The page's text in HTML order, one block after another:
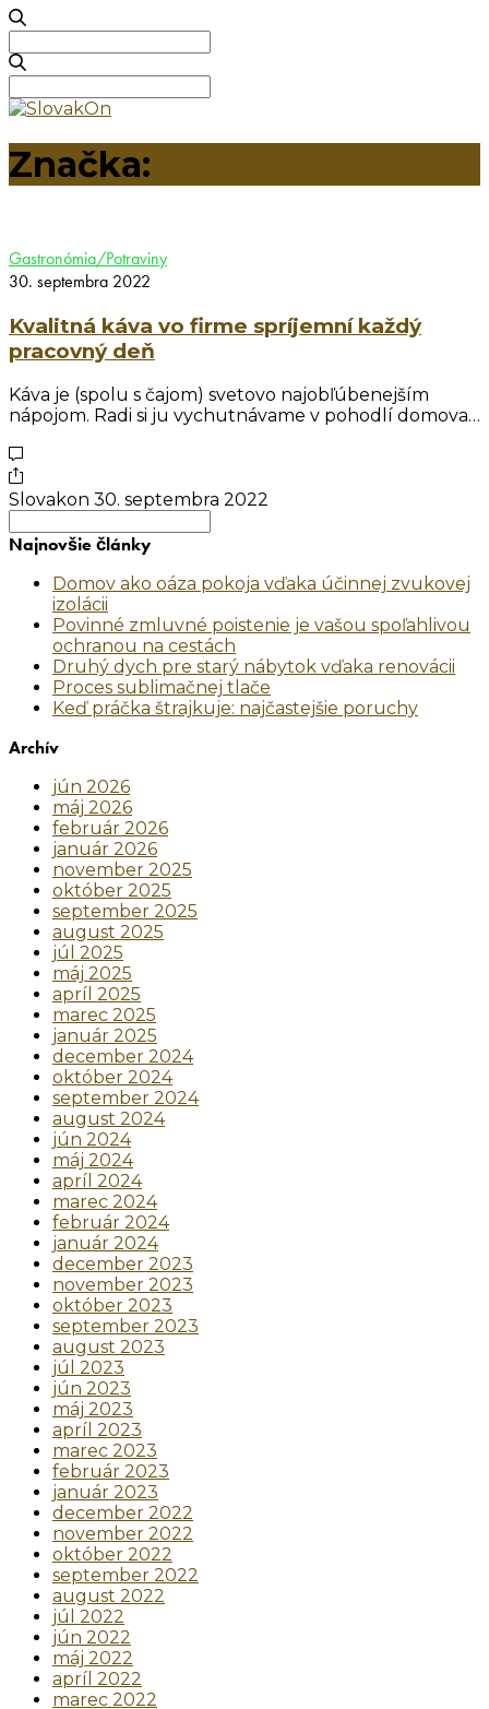
for:
for:
Značka:
Gastronómia/Potraviny
30. septembra 2022
Kvalitná káva vo firme spríjemní každý
pracovný deň
Káva je (spolu s čajom) svetovo najobľúbenejším
nápojom. Radi si ju vychutnávame v pohodlí domova…
Slovakon 30. septembra 2022
for:
Najnovšie články
Domov ako oáza pokoja vďaka účinnej zvukovej
izolácii
Povinné zmluvné poistenie je vašou spoľahlivou
ochranou na cestách
Druhý dych pre starý nábytok vďaka renovácii
Proces sublimačnej tlače
Keď práčka štrajkuje: najčastejšie poruchy
Archív
jún 2026
máj 2026
február 2026
január 2026
november 2025
október 2025
september 2025
august 2025
júl 2025
máj 2025
apríl 2025
marec 2025
január 2025
december 2024
október 2024
september 2024
august 2024
jún 2024
máj 2024
apríl 2024
marec 2024
február 2024
január 2024
december 2023
november 2023
október 2023
september 2023
august 2023
júl 2023
jún 2023
máj 2023
apríl 2023
marec 2023
február 2023
január 2023
december 2022
november 2022
október 2022
september 2022
august 2022
júl 2022
jún 2022
máj 2022
apríl 2022
marec 2022